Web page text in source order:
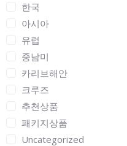
한국
아시아
유럽
중남미
카리브해안
크루즈
추천상품
패키지상품
Uncategorized